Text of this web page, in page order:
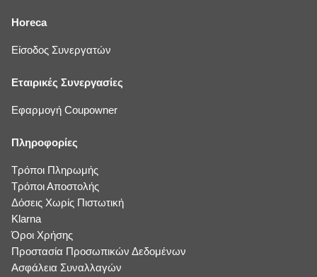
Horeca
Είσοδος Συνεργατών
Εταιρικές Συνεργασίες
Εφαρμογή Coupowner
Πληροφορίες
Τρόποι Πληρωμής
Τρόποι Αποστολής
Δόσεις Χωρίς Πιστωτική
Klarna
Όροι Χρήσης
Προστασία Προσωπικών Δεδομένων
Ασφάλεια Συναλλαγών